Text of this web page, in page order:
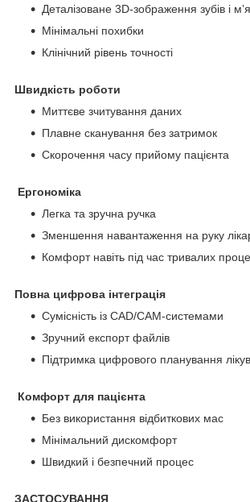
Деталізоване 3D-зображення зубів і
Мінімальні похибки
Клінічний рівень точності
Швидкість роботи
Миттєве зчитування даних
Плавне сканування без затримок
Скорочення часу прийому пацієнта
Ергономіка
Легка та зручна ручка
Зменшення навантаження на руку
Комфорт навіть під час тривалих
Повна цифрова інтеграція
Сумісність із CAD/CAM-системами
Зручний експорт файлів
Підтримка цифрового планування
Комфорт для пацієнта
Без використання відбиткових мас
Мінімальний дискомфорт
Швидкий і безпечний процес
ЗАСТОСУВАННЯ